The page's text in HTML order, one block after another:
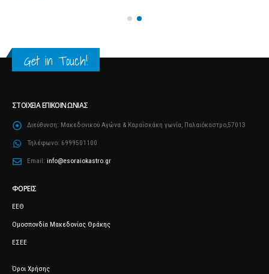
Get in Touch!
ΣΤΟΙΧΕΊΑ ΕΠΙΚΟΙΝΩΝΊΑΣ
Διεύθυνση: Μακεδονικού Αγώνα & Καραΐσκάκη γωνία, Παλαιόκαστρο,57013
Τηλέφωνο: 6999501100
Email: info@esoraiokastro.gr
ΦΟΡΕΊΣ
ΕΕΘ
Ομοσπονδία Μακεδονίας Θράκης
ΕΣΕΕ
Όροι Χρήσης